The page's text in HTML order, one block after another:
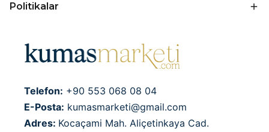
Politikalar
Telefon: +90 553 068 08 04
E-Posta: kumasmarketi@gmail.com
Adres: Kocaçami Mah. Aliçetinkaya Cad.